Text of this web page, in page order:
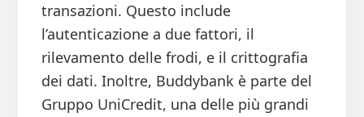
transazioni. Questo include
l’autenticazione a due fattori, il
rilevamento delle frodi, e il crittografia
dei dati. Inoltre, Buddybank è parte del
Gruppo UniCredit, una delle più grandi